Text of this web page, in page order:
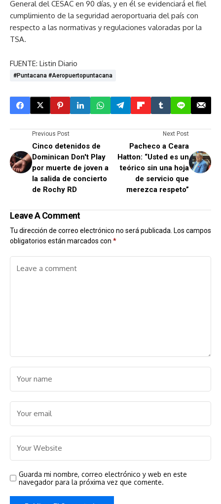
General del CESAC en 90 días, y en él se evidenciará el fiel
cumplimiento de la seguridad aeroportuaria del país con
respecto a las normativas y regulaciones valoradas por la
TSA.
FUENTE: Listin Diario
#puntacana #aeropuertopuntacana
Previous Post
Cinco detenidos de
Dominican Don't Play
por muerte de joven a
la salida de concierto
de Rochy RD
Next Post
Pacheco a Ceara
Hatton: “Usted es un
teórico sin una hoja
de servicio que
merezca respeto”
Leave A Comment
Tu dirección de correo electrónico no será publicada. Los campos
obligatorios están marcados con *
Guarda mi nombre, correo electrónico y web en este
navegador para la próxima vez que comente.